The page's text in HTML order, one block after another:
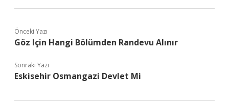
Önceki Yazı
Göz Için Hangi Bölümden Randevu Alınır
Sonraki Yazı
Eskisehir Osmangazi Devlet Mi